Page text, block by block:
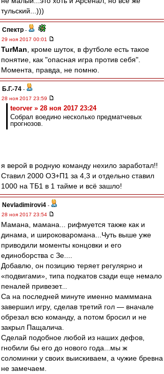
тульский...)))
Спектр -
29 ноя 2017 00:01
TurMan , кроме шуток, в футболе есть такое
понятие, как "опасная игра против себя".
Момента, правда, не помню.
Б.Г.-74 -
28 ноя 2017 23:59
teorver » 28 ноя 2017 23:24
Собрал воедино несколько предматчевых
прогнозов.
я верой в родную команду нехило заработал!!
Ставил 2000 ОЗ+П1 за 4,3 и отдельно ставил
1000 на ТБ1 в 1 тайме и всё зашло!
Nevladimirovi4 -
28 ноя 2017 23:54
Мамана, мамана... рифмуется также как и
динама, и широковаромана...Чуть выше уже
приводили моменты концовки и его
единоборства с Зе....
Добавлю, он позицию теряет регулярно и
«подвигами», типа подкатов сзади еще немало
пеналей привезет...
Са на последней минуте именно мамммана
завершил игру, сделав третий гол — вначале
обрезал всю команду, а потом бросил и не
закрыл Пащалича.
Сделай подобное любой из наших дефов,
гнобили бы его до нового года...мы ж
соломинки у своих выискиваем, а чужие бревна
не замечаем.